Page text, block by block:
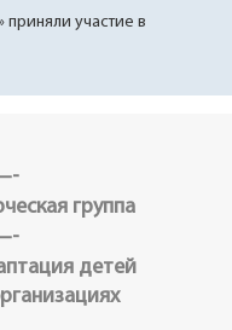
участие в
группа
детей